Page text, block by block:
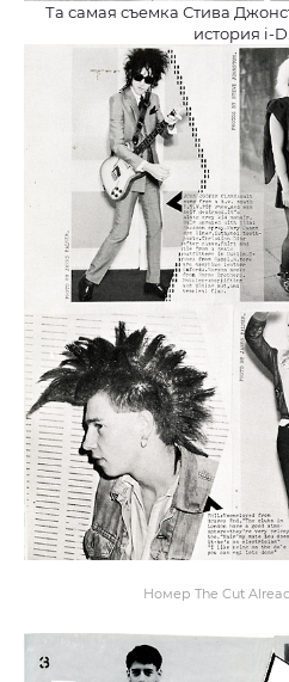
Та самая съемка Стива
история i-D.
Номер The Cut